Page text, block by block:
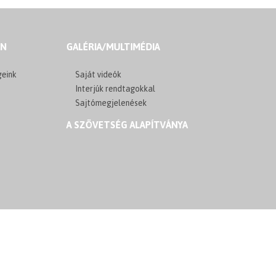
GALÉRIA/MULTIMÉDIA
Saját videók
Interjúk rendtagokkal
Sajtómegjelenések
A SZÖVETSÉG ALAPÍTVÁNYA